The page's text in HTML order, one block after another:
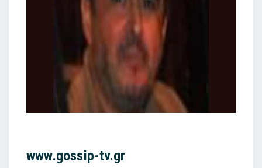
www.gossip-tv.gr